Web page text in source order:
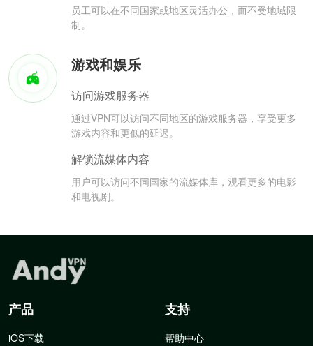
员工可以在不同国家或地区灵活办公，而不受地域限
制。
游戏和娱乐
访问游戏服务器
通过VPN可以访问不同地区的游戏服务器，享受更多
游戏内容和更低的延迟。
解锁流媒体内容
用户可以访问不同国家的流媒体库，观看更多的电影
和电视剧。
产品
iOS下载
支持
帮助中心